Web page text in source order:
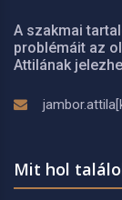
A szakmai
problémáit az
Attilának
Mit hol